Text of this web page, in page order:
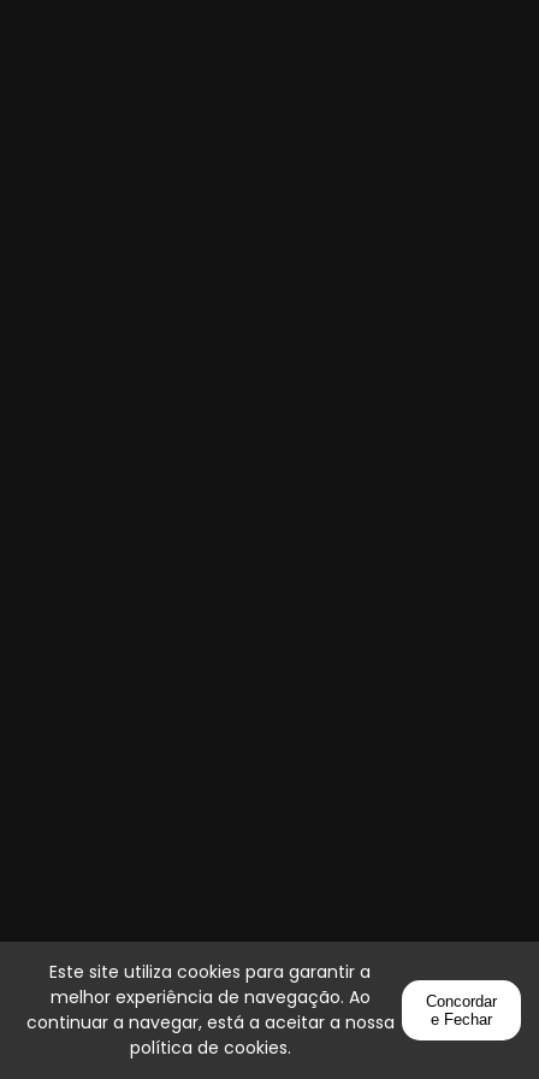
Este site utiliza cookies para garantir a
melhor experiência de navegação. Ao
continuar a navegar, está a aceitar a nossa
política de cookies.
Concordar
e Fechar